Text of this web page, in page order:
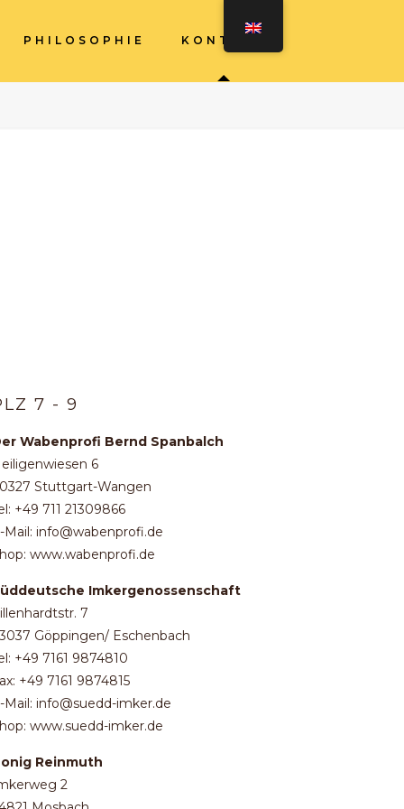
PHILOSOPHIE KONTAKT
7 - 9
Wabenprofi Bernd Spanbalch
6
Stuttgart-Wangen
+49 711 21309866
Mail: info@wabenprofi.de
www.wabenprofi.de
Imkergenossenschaft
7
Göppingen/ Eschenbach
+49 7161 9874810
+49 7161 9874815
Mail: info@suedd-imker.de
www.suedd-imker.de
Reinmuth
2